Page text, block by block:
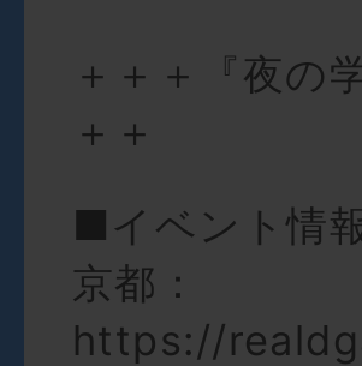
＋＋＋『夜の
＋＋
■イベント情
京都：
https://